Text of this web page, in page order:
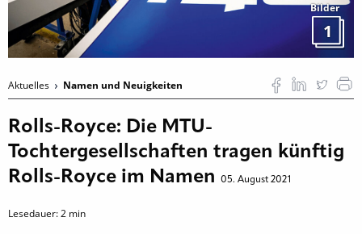
Bilder
1
Aktuelles Namen und Neuigkeiten
Rolls-Royce: Die MTU-
Tochtergesellschaften tragen künftig
Rolls-Royce im Namen
05. August 2021
Lesedauer:2 min